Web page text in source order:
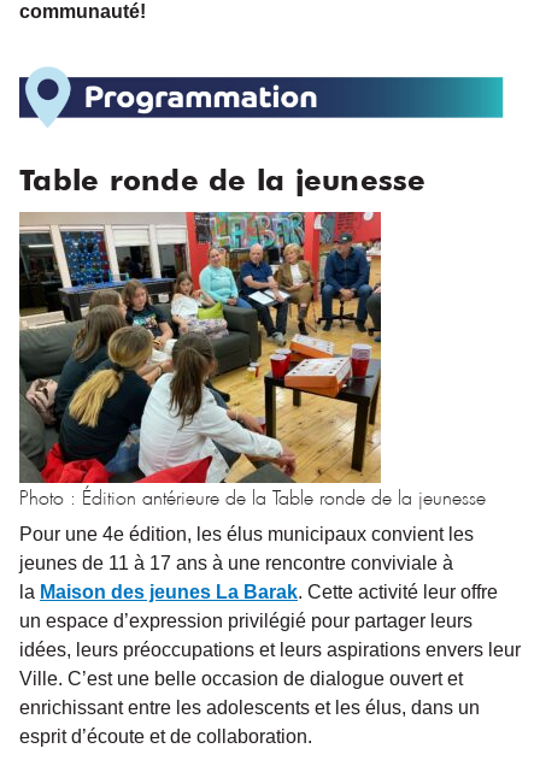
communauté!
Table ronde de la jeunesse
Photo : Édition antérieure de la Table ronde de la jeunesse
Pour une 4e édition, les élus municipaux convient les
jeunes de 11 à 17 ans à une rencontre conviviale à
la Maison des jeunes La Barak. Cette activité leur offre
un espace d’expression privilégié pour partager leurs
idées, leurs préoccupations et leurs aspirations envers leur
Ville. C’est une belle occasion de dialogue ouvert et
enrichissant entre les adolescents et les élus, dans un
esprit d’écoute et de collaboration.